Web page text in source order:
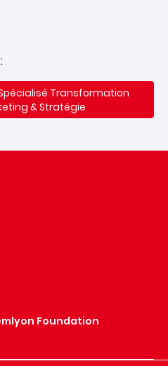
Transformation
& Stratégie
Foundation